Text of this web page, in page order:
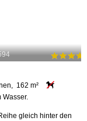
162 m²
Wasser.
gleich hinter den